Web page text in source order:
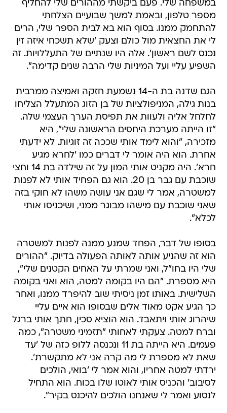
במשפחה שלי. פעם ביקשתי מההורים שלי להחליף
מספר טלפון, ובאמת למשך שבועיים הצלחתי
להתחמק ממנו. בסוף הוא בא לבית הספר שלי, הרים
לי את החצאית מול כולם וצעק 'שלא תשכחי איזה זין
נכנס לשם ראשון'. אלה היו שנתיים של התעללויות. זה
השפיע עליי ועל המיניות שלי הרבה שנים קדימה".
הגם שדנה בת ה-14 נשמעת חזקה ואמיצה ממרבית
בנות גילה, המניפולציות של בן הזוג המתעלל הצליחו
לחלחל אליה ולעוות את תפיסת הערך העצמי שלה.
"זו הייתה מערכת היחסים הראשונה שלי", היא
מזכירה, "והוא לימד אותי שככה זה זוגיות. לא ידעתי
אחרת. הוא היה אומר לי דברים כמו 'לחרא מגיע
חרא'. היה מקניט אותי המון על זה שילדה בת 14 וחצי
שוכבת עם גבר בן 20. הוא גם הפחיד אותי לא לפנות
למשטרה, אמר לי שגם אני עושה משהו לא חוקי בזה
שאני שוכבת עם מישהו מבוגר ממני, ושיכניסו אותי
לכלא".
בסופו של דבר, הפחד שמנע ממנה לפנות למשטרה
הוא זה שהניע אותה לאותה הפעולה בדיוק. "ההורים
שלי היו בחו"ל, ואני שמרתי על האחים הקטנים שלי",
היא מספרת. "הם היו בקומה למטה, הוא ואני בקומה
השלישית. באותו זמן ניסיתי שוב להיפרד ממנו, ואחר
כך הגיע אקט מאוד אלים שבסופו הוא איים עליי
שיהרוג אותי ויתאבד. הוא הוציא סכין, חתך אותי ברגל
וברח למטה. צעקתי לאחותי "תזמיני משטרה", כמה
פעמים. היא הייתה בת 11 ונכנסה ללופ כזה של 'עד
שאת לא מספרת לי מה קרה אני לא מתקשרת'.
ירדתי למטה אחריו, והוא אמר לי 'בואי, הולכים
לסיבוב' והכניס אותי לאוטו שלו בכוח. הוא התחיל
לנסוע ואמר לי שאנחנו הולכים להיכנס בקיר".